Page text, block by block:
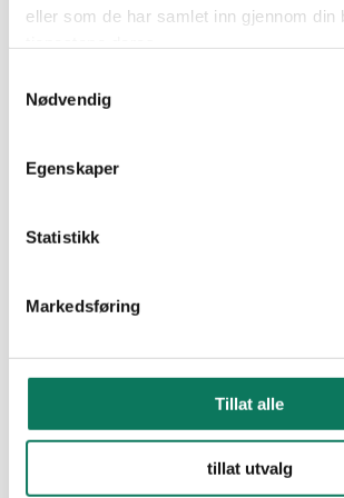
eller som de har samlet inn gjennom din
Nødvendig
Egenskaper
Statistikk
Markedsføring
Tillat alle
tillat utvalg
kjenne igjen artar og registrere dei i
folkeforsking og kunnskap om
Les meir om Artsklubben